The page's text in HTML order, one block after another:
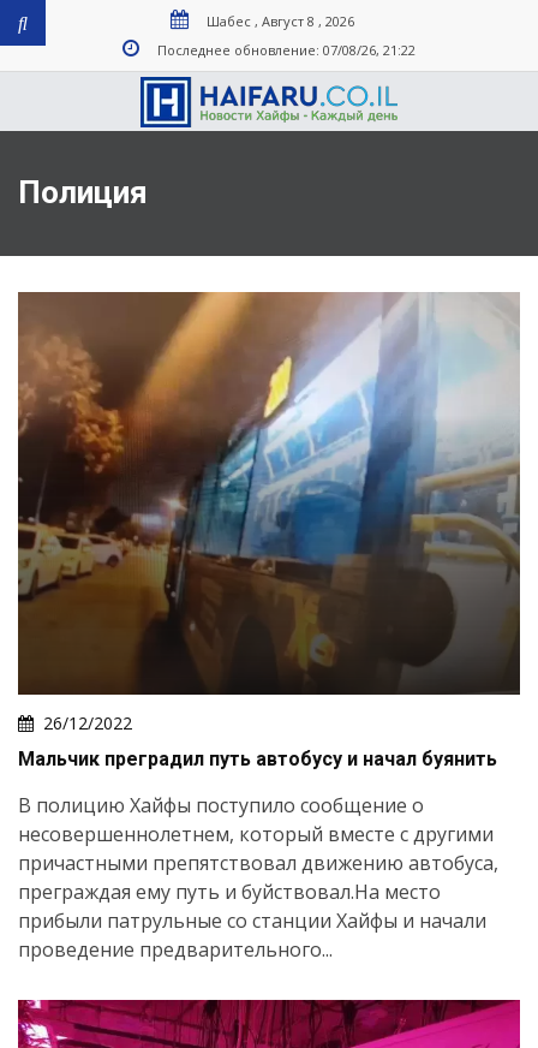
Шабес , Август 8 , 2026
Последнее обновление: 07/08/26, 21:22
Полиция
26/12/2022
Мальчик преградил путь автобусу и начал буянить
В полицию Хайфы поступило сообщение о
несовершеннолетнем, который вместе с другими
причастными препятствовал движению автобуса,
преграждая ему путь и буйствовал.На место
прибыли патрульные со станции Хайфы и начали
проведение предварительного...